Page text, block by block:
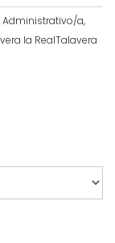
a,
la RealTalavera